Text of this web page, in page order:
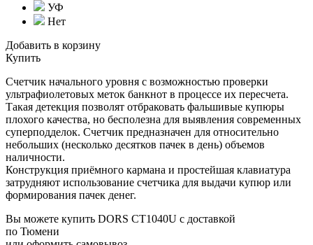
УФ
Нет
Добавить в корзину
Купить
Счетчик начального уровня с возможностью проверки
ультрафиолетовых меток банкнот в процессе их пересчета.
Такая детекция позволят отбраковать фальшивые купюры
плохого качества, но бесполезна для выявления современных
суперподделок. Счетчик предназначен для относительно
небольших (несколько десятков пачек в день) объемов
наличности.
Конструкция приёмного кармана и простейшая клавиатура
затрудняют использование счетчика для выдачи купюр или
формирования пачек денег.
Вы можете купить DORS CT1040U с доставкой
по Тюмени